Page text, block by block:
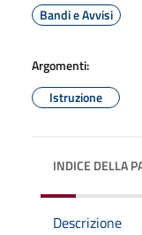
Bandi e Avvisi
Argomenti:
Istruzione
INDICE DELLA
Descrizione